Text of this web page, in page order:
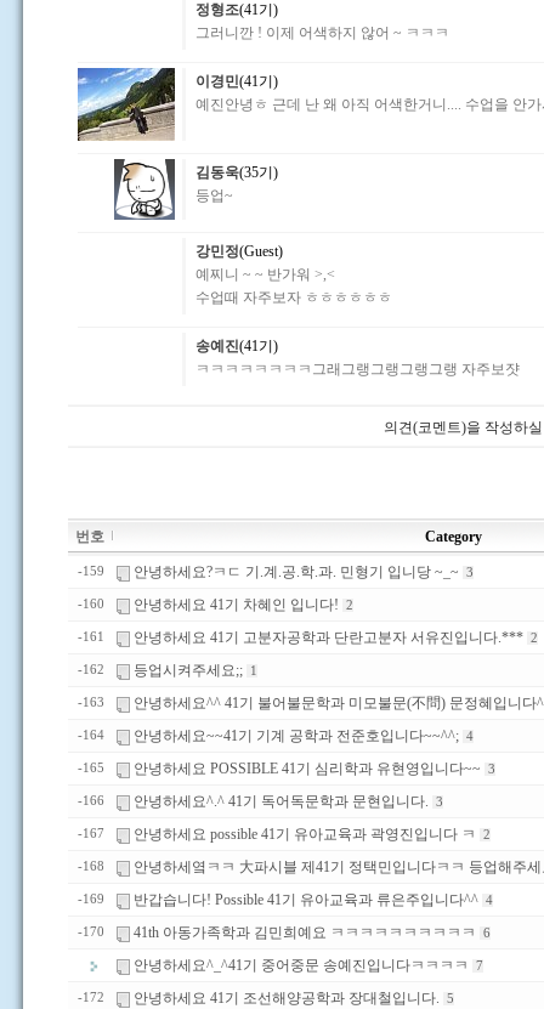
정형조(41기)
그러니깐 ! 이제 어색하지 않어 ~ ㅋㅋㅋ
이경민(41기)
예진안녕ㅎ 근데 난 왜 아직 어색한거니.... 수업을 안
김동욱(35기)
등업~
강민정(Guest)
예찌니 ~ ~ 반가워 >,<
수업때 자주보자 ㅎㅎㅎㅎㅎㅎ
송예진(41기)
ㅋㅋㅋㅋㅋㅋㅋㅋ그래그랭그랭그랭그랭 자주보쟛
의견(코멘트)을 작성하
번호 Category
-159 안녕하세요?ㅋㄷ 기.계.공.학.과. 민형기 입니당 ~_~ 3
-160 안녕하세요 41기 차혜인 입니다! 2
-161 안녕하세요 41기 고분자공학과 단란고분자 서유진입니다.*** 2
-162 등업시켜주세요;; 1
-163 안녕하세요^^ 41기 불어불문학과 미모불문(不問) 문정혜입니다
-164 안녕하세요~~41기 기계 공학과 전준호입니다~~^^; 4
-165 안녕하세요 POSSIBLE 41기 심리학과 유현영입니다~~ 3
-166 안녕하세요^.^ 41기 독어독문학과 문현입니다. 3
-167 안녕하세요 possible 41기 유아교육과 곽영진입니다 ㅋ 2
-168 안녕하세옄ㅋㅋ 大파시블 제41기 정택민입니다ㅋㅋ 등업해주
-169 반갑습니다! Possible 41기 유아교육과 류은주입니다^^ 4
-170 41th 아동가족학과 김민희예요 ㅋㅋㅋㅋㅋㅋㅋㅋㅋㅋ 6
안녕하세요^_^41기 중어중문 송예진입니다ㅋㅋㅋㅋ 7
-172 안녕하세요 41기 조선해양공학과 장대철입니다. 5